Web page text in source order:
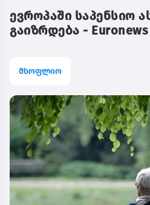
ევროპაში საპენსიო
გაიზრდება - Euronews
მსოფლიო